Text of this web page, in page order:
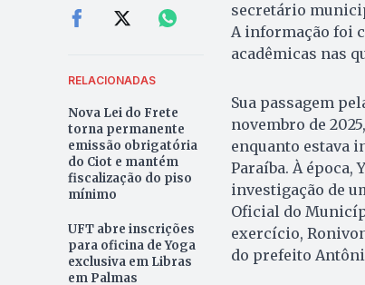
RELACIONADAS
Nova Lei do Frete
torna permanente
emissão obrigatória
do Ciot e mantém
fiscalização do piso
mínimo
UFT abre inscrições
para oficina de Yoga
exclusiva em Libras
em Palmas
secretário
A informação foi
acadêmicas nas
Sua passagem
novembro de
enquanto estava
Paraíba. À época,
investigação de
Oficial do
exercício,
do prefeito